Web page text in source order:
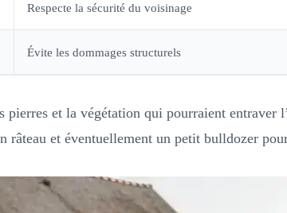
Respecte la sécurité du voisinage
Évite les dommages structurels
et la végétation qui pourraient
et éventuellement un petit bulldozer